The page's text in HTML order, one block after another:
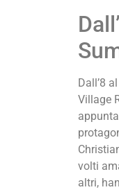
Dall’8
Village
volti
altri,